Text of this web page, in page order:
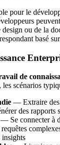
pour le
design ou de la
basé
de
, les scénarios
— Extraire des
des rapports
— Se connecter à
insights